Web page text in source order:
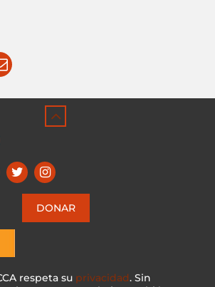
respeta su privacidad. Sin
DONAR